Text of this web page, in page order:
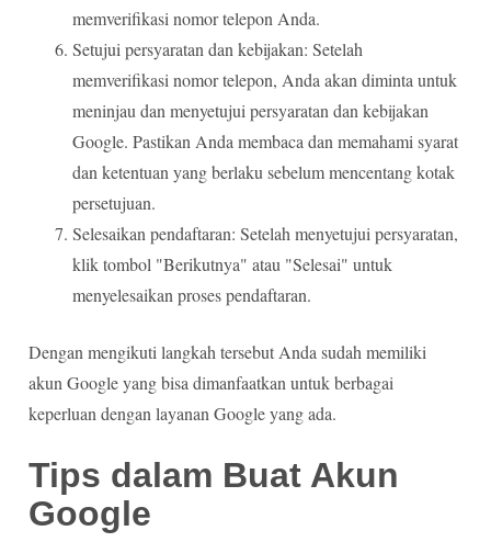
memverifikasi nomor telepon Anda.
Setujui persyaratan dan kebijakan: Setelah
memverifikasi nomor telepon, Anda akan diminta untuk
meninjau dan menyetujui persyaratan dan kebijakan
Google. Pastikan Anda membaca dan memahami syarat
dan ketentuan yang berlaku sebelum mencentang kotak
persetujuan.
Selesaikan pendaftaran: Setelah menyetujui persyaratan,
klik tombol "Berikutnya" atau "Selesai" untuk
menyelesaikan proses pendaftaran.
Dengan mengikuti langkah tersebut Anda sudah memiliki
akun Google yang bisa dimanfaatkan untuk berbagai
keperluan dengan layanan Google yang ada.
Tips dalam Buat Akun
Google